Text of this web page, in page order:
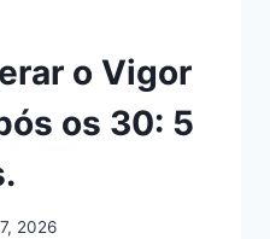
o Vigor
os 30: 5
2026